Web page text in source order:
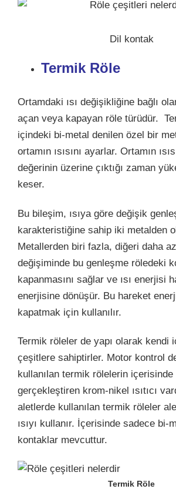
Dil kontak
Termik Röle
Ortamdaki ısı değişikliğine bağlı
açan veya kapayan röle türüdür.
içindeki bi-metal denilen özel bir
ortamın ısısını ayarlar. Ortamın
değerinin üzerine çıktığı zaman
keser.
Bu bileşim, ısıya göre değişik
karakteristiğine sahip iki metalden
Metallerden biri fazla, diğeri daha
değişiminde bu genleşme röledeki
kapanmasını sağlar ve ısı enerjisi
enerjisine dönüşür. Bu hareket
kapatmak için kullanılır.
Termik röleler de yapı olarak kendi
çeşitlere sahiptirler. Motor kontrol
kullanılan termik rölelerin içerisinde
gerçekleştiren krom-nikel ısıtıcı
aletlerde kullanılan termik röleler
ısıyı kullanır. İçerisinde sadece bi-
kontaklar mevcuttur.
Termik Röle